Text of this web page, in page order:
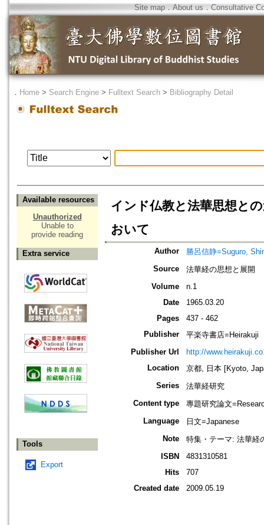
Site map．About us ． Consultative
． Home > Search Engine > Fulltext Search > Bibliography Detail
Available resources
Unauthorized
Unable to
provide reading
Extra service
Tools
Export
インド仏教と法華思想と
おいて
Author
勝呂信静=Suguro,
Source
法華経の思想と展開
Volume
n.1
Date
1965.03.20
Pages
437 - 462
Publisher
平楽寺書店=Heirakuji
Publisher Url
http://
Location
京都, 日本 [Kyoto,
Series
法華経研究
Content type
專題研究論文
Language
日文=Japanese
Note
特集・テーマ: 法華経
ISBN
4831310581
Hits
707
Created date
2009.05.19